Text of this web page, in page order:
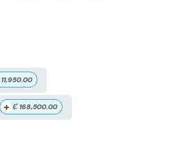
11,950.00
+ ₡ 168,500.00